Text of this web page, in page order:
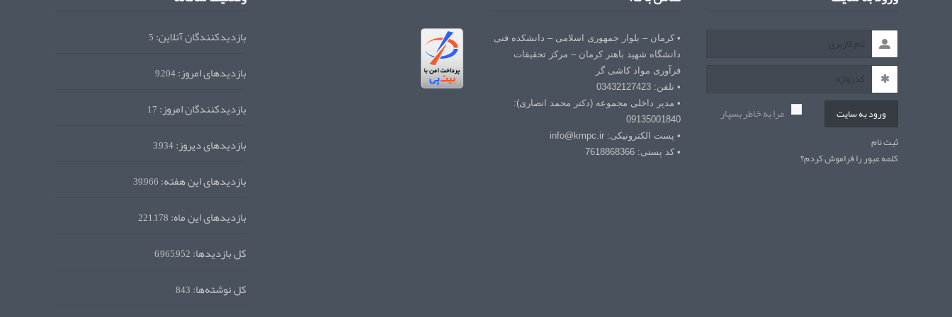
ورود به سایت مرا به خاطر بسپار
ثبت نام
کلمه عبور را فراموش کردم؟
• کرمان – بلوار جمهوری اسلامی – دانشکده فنی
دانشگاه شهید باهنر کرمان – مرکز تحقیقات
فرآوری مواد کاشی گر
• تلفن: 03432127423
• مدیر داخلی مجموعه (دکتر محمد انصاری):
09135001840
• پست الکترونیکی: info@kmpc.ir
• کد پستی: 7618868366
بازدیدکنندگان آنلاین:5
بازدیدهای امروز:9,204
بازدیدکنندگان امروز:17
بازدیدهای دیروز:3,934
بازدیدهای این هفته:39,966
بازدیدهای این ماه:221,178
کل بازدیدها:6,965,952
کل نوشته‌ها:843